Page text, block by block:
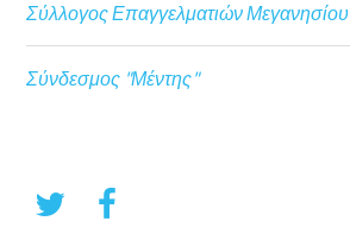
Σύλλογος Επαγγελματιών Μεγανησίου
Σύνδεσμος "Μέντης"